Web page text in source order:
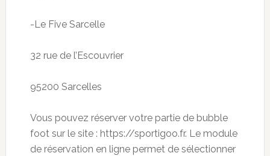
-Le Five Sarcelle
32 rue de l’Escouvrier
95200 Sarcelles
Vous pouvez réserver votre partie de bubble
foot sur le site : https://sportigoo.fr. Lemodule
de réservation en ligne permet de sélectionner